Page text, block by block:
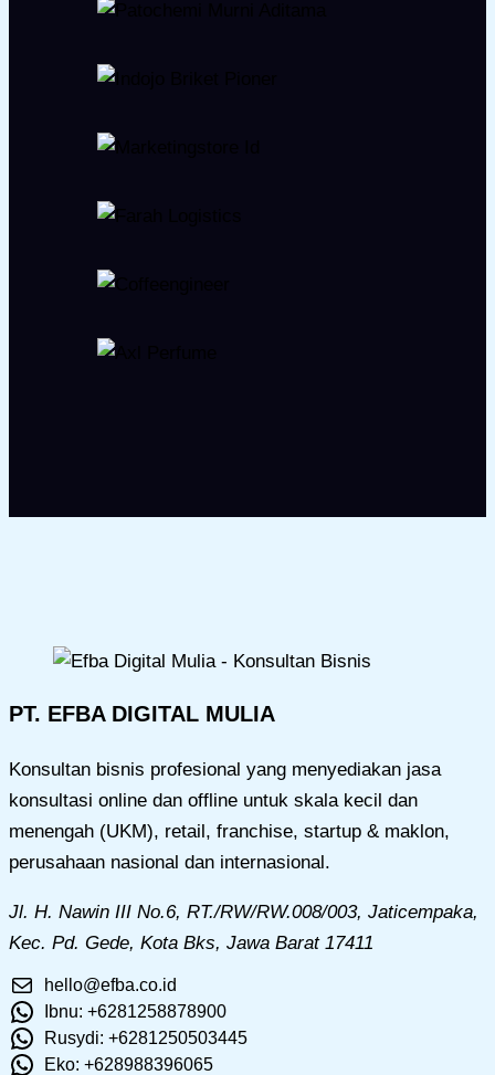
PT. EFBA DIGITAL MULIA
Konsultan bisnis profesional yang menyediakan jasa
konsultasi online dan offline untuk skala kecil dan
menengah (UKM), retail, franchise, startup & maklon,
perusahaan nasional dan internasional.
Jl. H. Nawin III No.6, RT./RW/RW.008/003, Jaticempaka,
Kec. Pd. Gede, Kota Bks, Jawa Barat 17411
hello@efba.co.id
Ibnu: +6281258878900
Rusydi: +6281250503445
Eko: +628988396065